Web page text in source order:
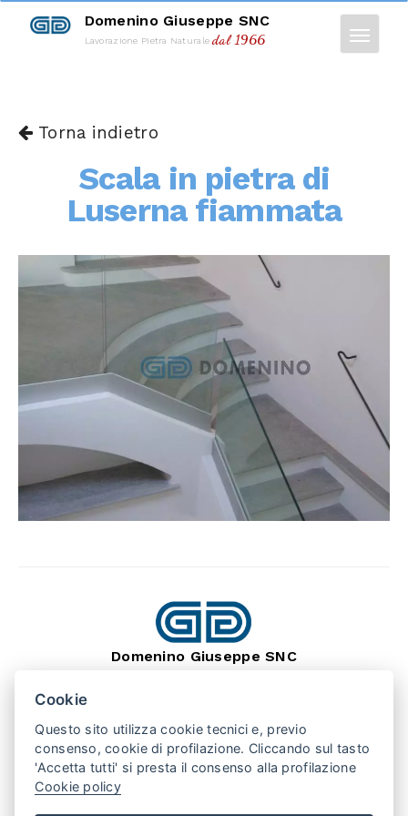
Domenino Giuseppe SNC
Lavorazione Pietra Naturaledal 1966
Torna indietro
Scala in pietra di
Luserna fiammata
Domenino Giuseppe SNC
VIA MONTEBRACCO, 15
TEL. +39 0175 346407
PUNTO VENDITA: SAN SECONDO (TO) 10060
Cookie
Questo sito utilizza cookie tecnici e, previo
consenso, cookie di profilazione. Cliccando sul tasto
'Accetta tutti' si presta il consenso alla profilazione
Cookie policy